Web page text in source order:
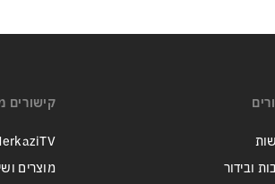
ובידור
קישורים
מוצרים